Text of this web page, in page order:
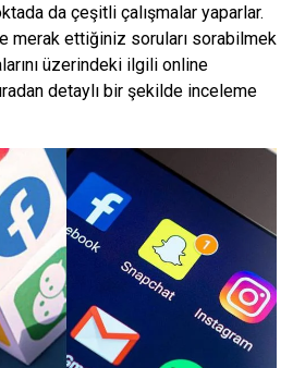
da çeşitli çalışmalar yaparlar.
merak ettiğiniz soruları sorabilmek
üzerindeki ilgili online
detaylı bir şekilde inceleme